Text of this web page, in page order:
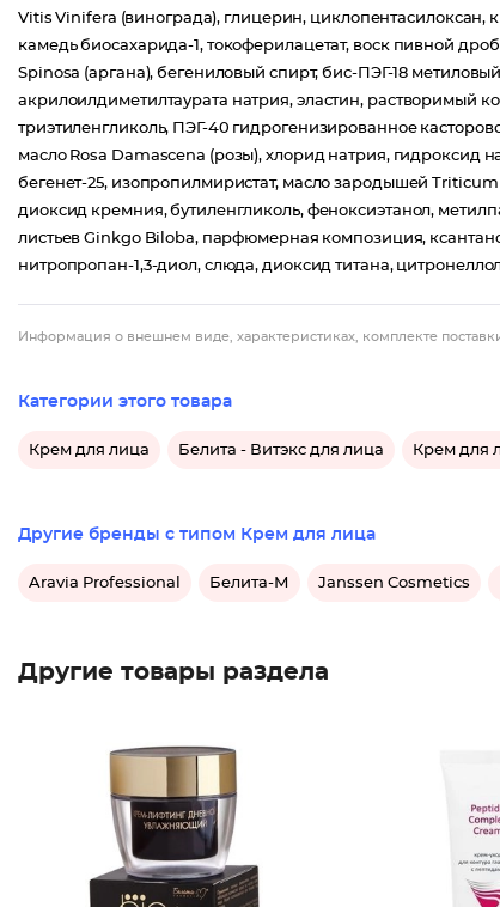
Vitis Vinifera (винограда), глицерин, циклопентасилоксан,
камедь биосахарида-1, токоферилацетат, воск пивной
Spinosa (аргана), бегениловый спирт, бис-ПЭГ-18
акрилоилдиметилтаурата натрия, эластин, растворимый
триэтиленгликоль, ПЭГ-40 гидрогенизированное
масло Rosa Damascena (розы), хлорид натрия, гидроксид
бегенет-25, изопропилмиристат, масло зародышей
диоксид кремния, бутиленгликоль, феноксиэтанол,
листьев Ginkgo Biloba, парфюмерная композиция,
нитропропан-1,3-диол, слюда, диоксид титана,
Информация о внешнем виде, характеристиках, комплекте
Категории этого товара
Крем для лица Белита - Витэкс для лица Крем для
Другие бренды с типом Крем для лица
Aravia Professional Белита-М Janssen Cosmetics
Другие товары раздела